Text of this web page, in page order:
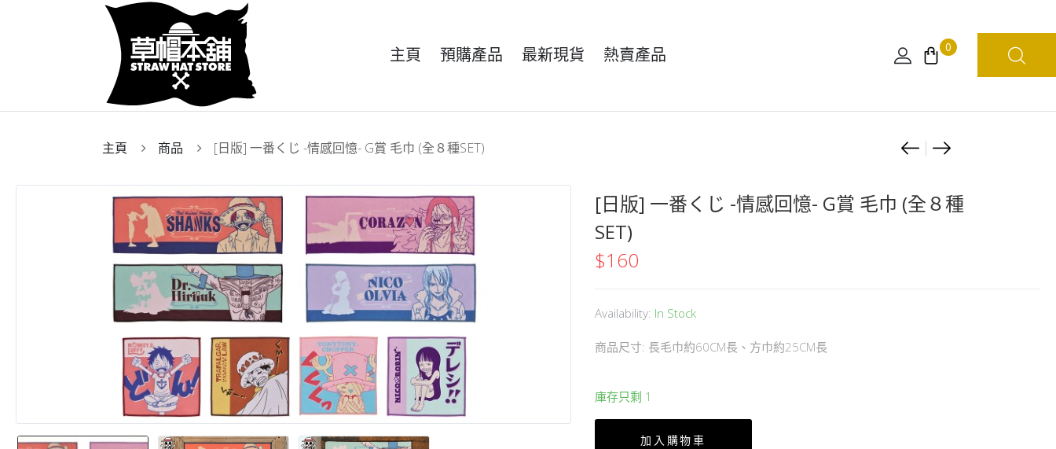
主頁 預購產品 最新現貨 熱賣產品 0
主頁 商品 [日版] 一番くじ -情感回憶- G賞 毛巾 (全８種SET)
Product
[日
一
番
[日
海
賊
[日版] 一番くじ -情感回憶- G賞 毛巾 (全８種
SET)
$160
Availability: In Stock
商品尺寸: 長毛巾約60CM長、方巾約25CM長
庫存只剩 1
加入購物車